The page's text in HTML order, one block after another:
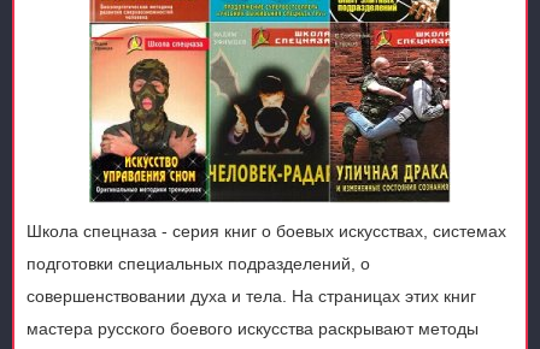
Школа спецназа - серия книг о боевых искусствах, системах
подготовки специальных подразделений, о
совершенствовании духа и тела. На страницах этих книг
мастера русского боевого искусства раскрывают методы